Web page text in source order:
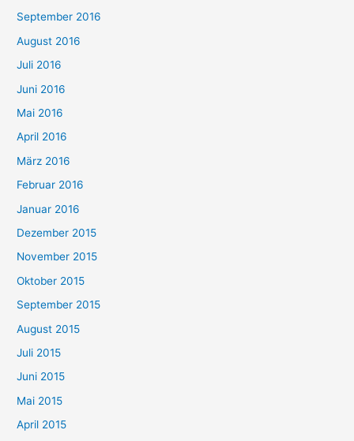
September 2016
August 2016
Juli 2016
Juni 2016
Mai 2016
April 2016
März 2016
Februar 2016
Januar 2016
Dezember 2015
November 2015
Oktober 2015
September 2015
August 2015
Juli 2015
Juni 2015
Mai 2015
April 2015